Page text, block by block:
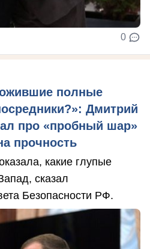
0
полные
Дмитрий
про «пробный шар»
прочность
какие глупые
сказал
Безопасности РФ.